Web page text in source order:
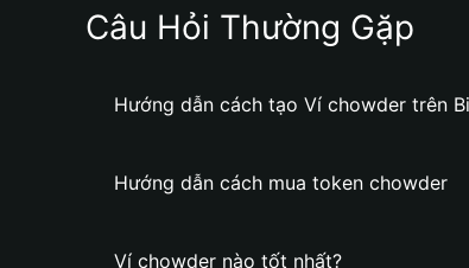
Câu Hỏi Thường Gặp
Hướng dẫn cách tạo Ví chowder trên
Hướng dẫn cách mua token chowder
Ví chowder nào tốt nhất?